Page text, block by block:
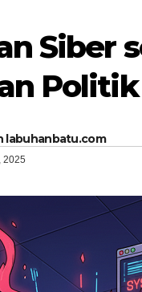
Siber
Politik
labuhanbatu.com
2025